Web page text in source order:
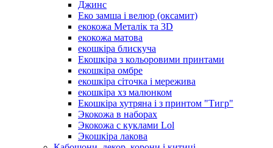
Джинс
Еко замша і велюр (оксамит)
екокожа Металік та 3D
екокожа матова
екошкіра блискуча
Екошкіра з кольоровими принтами
екошкіра омбре
екошкіра сіточка і мережива
екошкіра хз малюнком
Екошкіра хутряна і з принтом "Тигр"
Экокожа в наборах
Экокожа с куклами Lol
Экошкiра лакова